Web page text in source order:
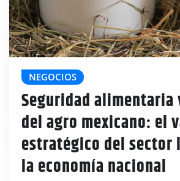
NEGOCIOS
Seguridad
del agro mexicano: el
estratégico del sector
la economía nacional